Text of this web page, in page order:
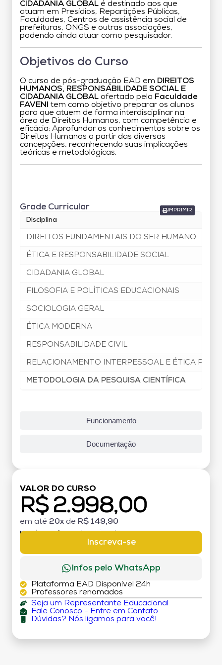
CIDADANIA GLOBAL é destinado aos que
atuam em Presídios, Repartições Públicas,
Faculdades, Centros de assistência social de
prefeituras, ONGS e outras associações,
podendo ainda atuar como pesquisador.
Objetivos do Curso
O curso de pós-graduação EAD em DIREITOS
HUMANOS, RESPONSABILIDADE SOCIAL E
CIDADANIA GLOBAL ofertado pela Faculdade
FAVENI
tem como objetivo preparar os alunos
para que atuem de forma interdisciplinar na
área de Direitos Humanos, com competência e
eficácia; Aprofundar os conhecimentos sobre os
Direitos Humanos a partir das diversas
concepções, reconhecendo suas implicações
teóricas e metodológicas.
Funcionamento
Documentação
IMPRIMIR
Grade Curricular
Disciplina
DIREITOS FUNDAMENTAIS DO SER HUMANO
ÉTICA E RESPONSABILIDADE SOCIAL
CIDADANIA GLOBAL
FILOSOFIA E POLÍTICAS EDUCACIONAIS
SOCIOLOGIA GERAL
ÉTICA MODERNA
RESPONSABILIDADE CIVIL
RELACIONAMENTO INTERPESSOAL E ÉTICA
METODOLOGIA DA PESQUISA CIENTÍFICA
VALOR DO CURSO
R$ 2.998,00
em até 20x de R$ 149,90
MATRÍCULA:
Inscreva-se
Infos pelo WhatsApp
Plataforma EAD Disponível 24h
Professores renomados
Seja um Representante Educacional
Fale Conosco - Entre em Contato
Dúvidas? Nós ligamos para você!